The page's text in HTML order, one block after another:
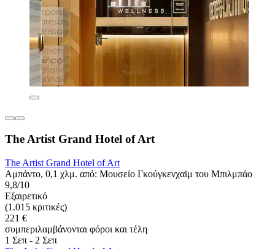
The Artist Grand Hotel of Art
The Artist Grand Hotel of Art
Αμπάντο, 0,1 χλμ. από: Μουσείο Γκούγκενχαϊμ του Μπιλμπάο
9,8/10
Εξαιρετικό
(1.015 κριτικές)
221 €
συμπεριλαμβάνονται φόροι και τέλη
1 Σεπ - 2 Σεπ